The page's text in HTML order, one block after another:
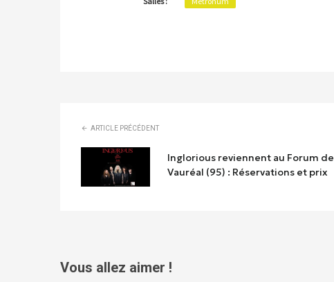
ARTICLE PRÉCÉDENT
Inglorious reviennent au Forum de
Vauréal (95) : Réservations et prix
Vous allez aimer !